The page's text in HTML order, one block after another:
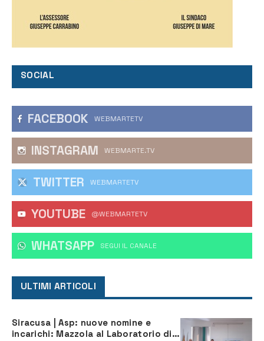
SOCIAL
FACEBOOK WEBMARTETV
INSTAGRAM WEBMARTE.TV
TWITTER WEBMARTETV
YOUTUBE @WEBMARTETV
WHATSAPP ‎SEGUI IL CANALE
ULTIMI ARTICOLI
Siracusa | Asp: nuove nomine e
incarichi: Mazzola al Laboratorio di